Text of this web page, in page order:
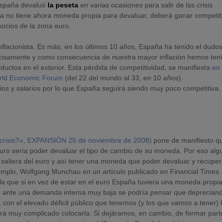
devaluó la peseta en varias ocasiones para salir de las crisis
no tiene ahora moneda propia para devaluar, deberá ganar
de la zona euro.
Es más, en los últimos 10 años, España ha tenido el
y como consecuencia de nuestra mayor inflación hemos
en el exterior. Esta pérdida de competitividad, se manifiestaen
Economic Forum (del 22 del mundo al 33, en 10 años).
y salarios por lo que España seguirá siendo muy poco
EXPANSIÓN 25 de noviembre de 2008) pone de manifiesto
sería poder devaluar el tipo de cambio de su moneda. Por eso
del euro y así tener una moneda que poder devaluar y
Wolfgang Munchau en un artículo publicado en Financial Times
que si en vez de estar en el euro España tuviera una moneda
una demanda interna muy baja se podría pensar que
el elevado déficit público que tenemos (y los que vamos a tener)
muy complicado colocarla. Si dejáramos, en cambio, de formar